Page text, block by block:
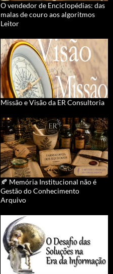
O vendedor de Enciclopédias: das
malas de couro aos algoritmos
Leitor
Missão e Visão da ER Consultoria
🍂 Memória Institucional não é
Gestão do Conhecimento
Arquivo